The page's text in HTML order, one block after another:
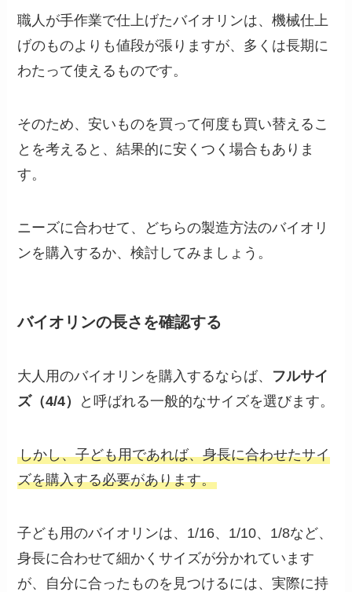
職人が手作業で仕上げたバイオリンは、機械仕上
げのものよりも値段が張りますが、多くは長期に
わたって使えるものです。
そのため、安いものを買って何度も買い替えるこ
とを考えると、結果的に安くつく場合もありま
す。
ニーズに合わせて、どちらの製造方法のバイオリ
ンを購入するか、検討してみましょう。
バイオリンの長さを確認する
大人用のバイオリンを購入するならば、 フルサイ
ズ（4/4）
と呼ばれる一般的なサイズを選びます。
しかし、子ども用であれば、身長に合わせたサイ
ズを購入する必要があります。
子ども用のバイオリンは、1/16、1/10、1/8など、
身長に合わせて細かくサイズが分かれています
が、自分に合ったものを見つけるには、実際に持